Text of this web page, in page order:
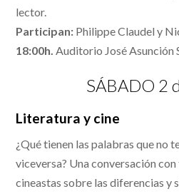
lector.
Participan: Philippe Claudel y
18:00h. Auditorio José Asunción
SÁBADO 2
Literatura y cine
¿Qué tienen las palabras que no
viceversa? Una conversación
cineastas sobre las diferencias y